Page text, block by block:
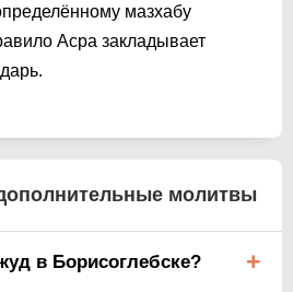
мазхабу
Асра закладывает
молитвы
в Борисоглебске?